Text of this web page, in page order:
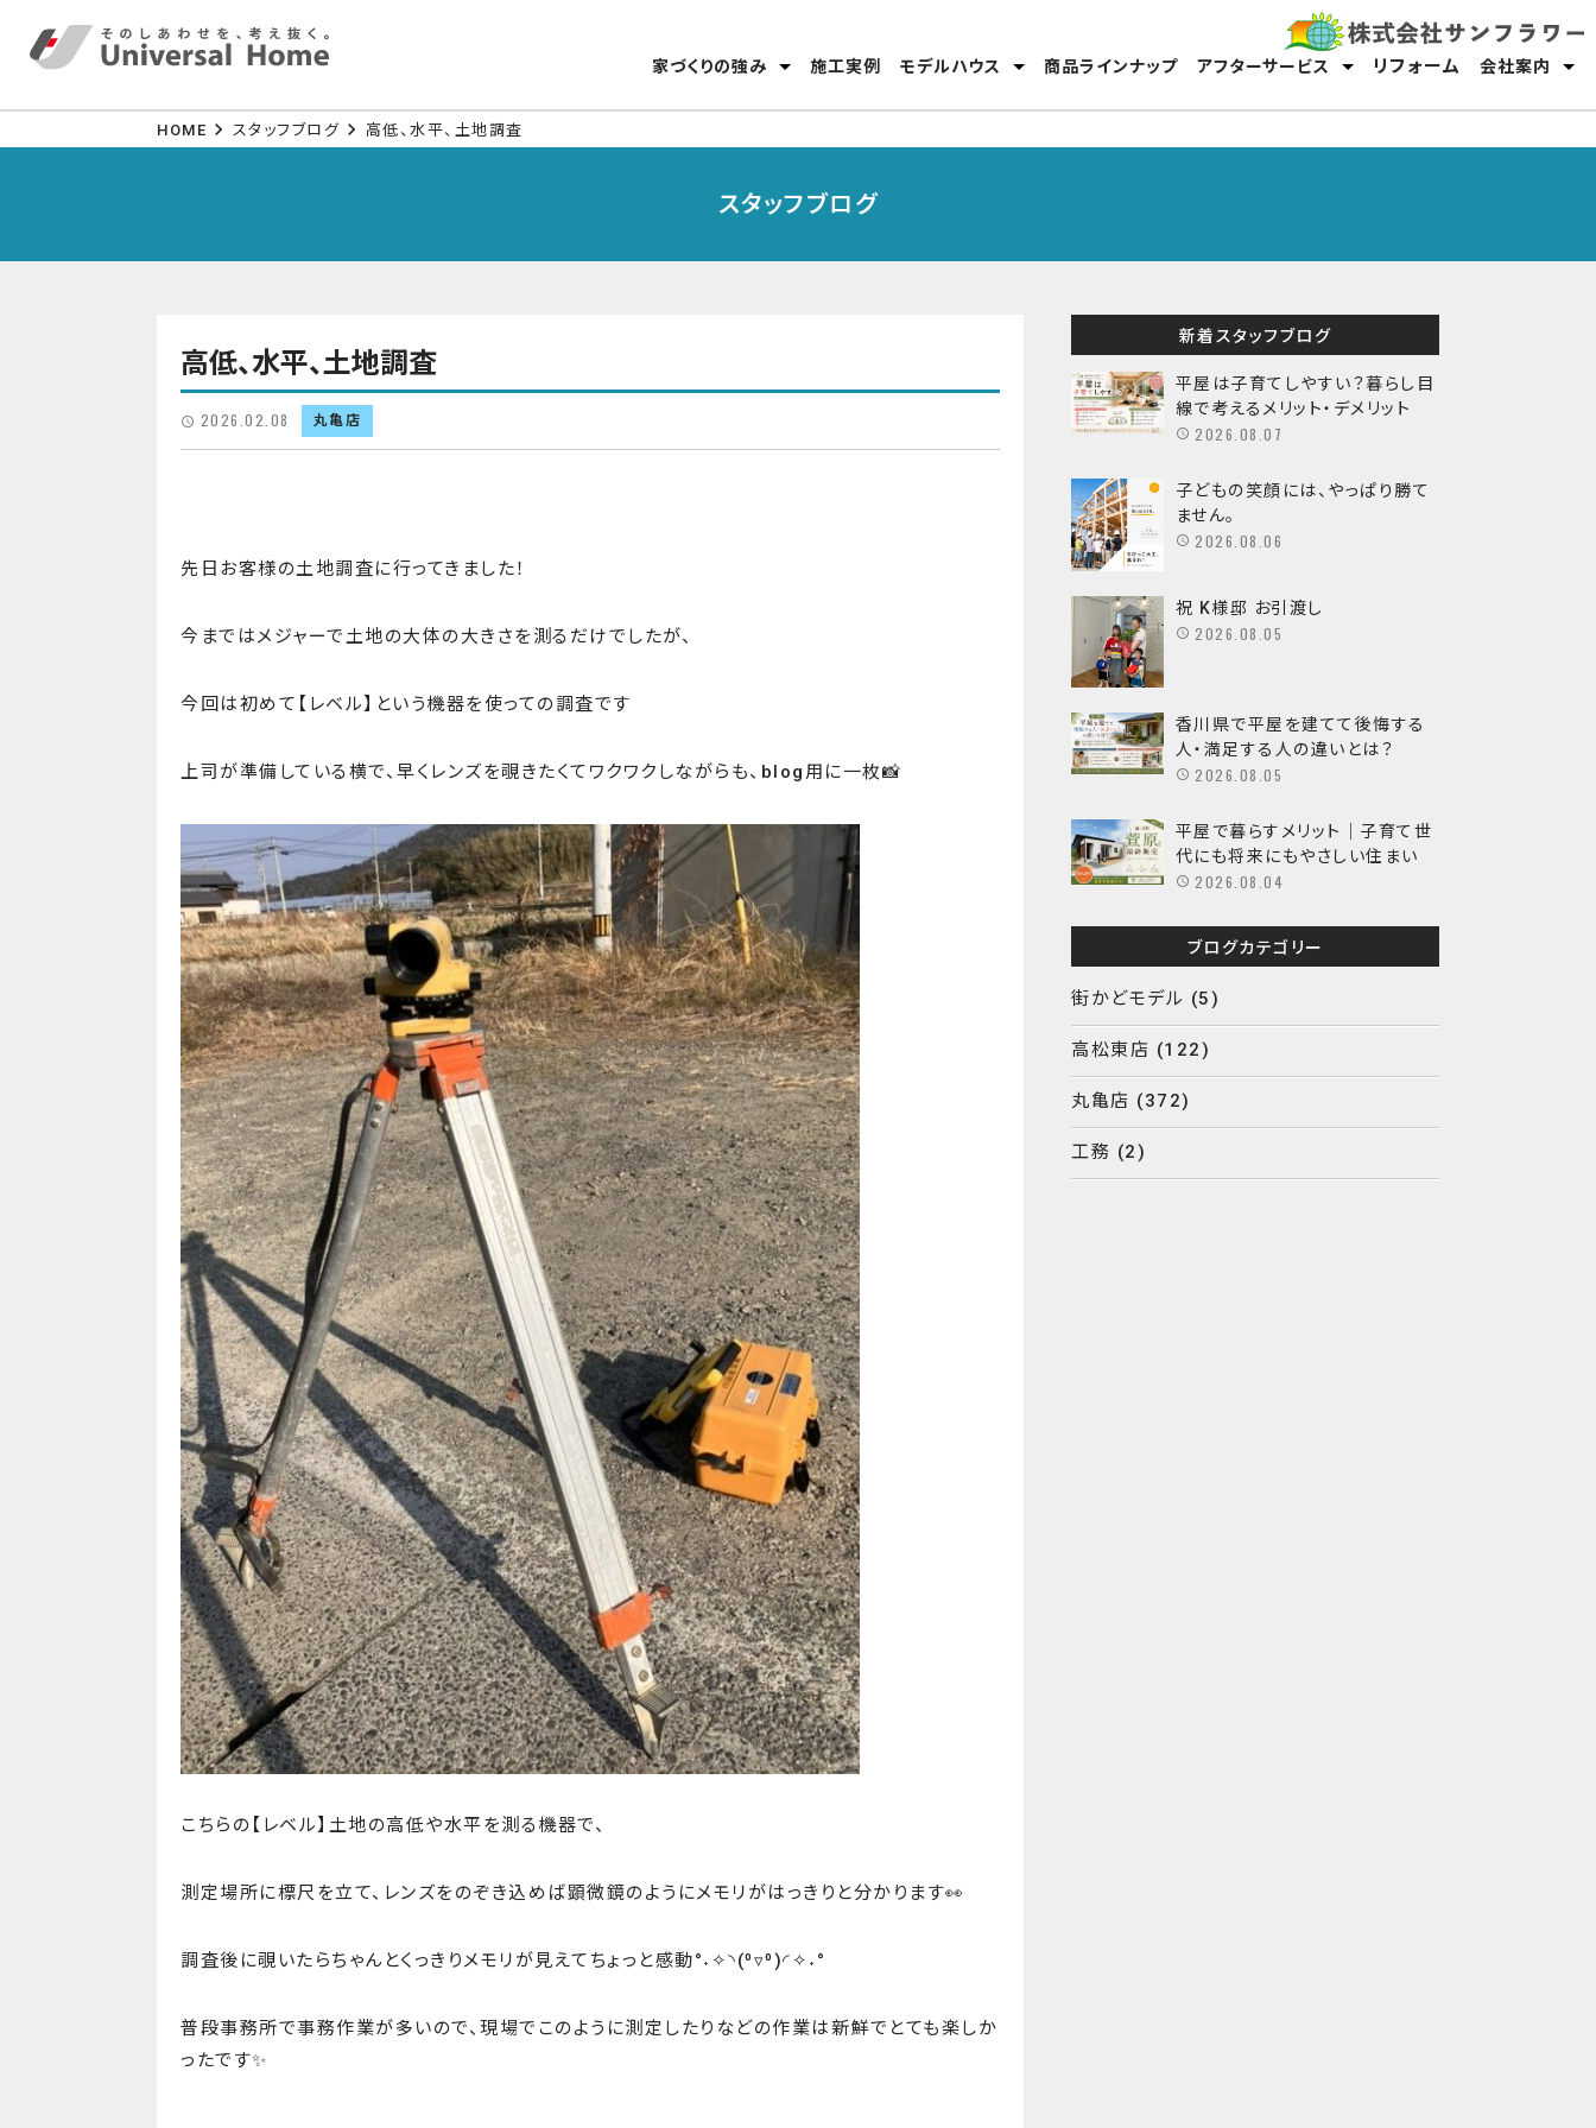
家づくりの強み 施工実例 モデルハウス 商品ラインナップ アフターサービス リフォーム 会社案内
HOME
スタッフブログ 高低、水平、土地調査
スタッフブログ
高低、水平、土地調査
2026.02.08 丸亀店
先日お客様の土地調査に行ってきました！
今まではメジャーで土地の大体の大きさを測るだけでしたが、
今回は初めて【レベル】という機器を使っての調査です
上司が準備している横で、早くレンズを覗きたくてワクワクしながらも、blog用に一枚📸
こちらの【レベル】土地の高低や水平を測る機器で、
測定場所に標尺を立て、レンズをのぞき込めば顕微鏡のようにメモリがはっきりと分かります👀
調査後に覗いたらちゃんとくっきりメモリが見えてちょっと感動°˖✧◝(⁰▿⁰)◜✧˖°
普段事務所で事務作業が多いので、現場でこのように測定したりなどの作業は新鮮でとても楽しか
ったです✨
新着スタッフブログ
平屋は子育てしやすい？暮らし目
線で考えるメリット・デメリット
2026.08.07
子どもの笑顔には、やっぱり勝て
ません。
2026.08.06
祝 K様邸 お引渡し
2026.08.05
香川県で平屋を建てて後悔する
人・満足する人の違いとは？
2026.08.05
平屋で暮らすメリット｜子育て世
代にも将来にもやさしい住まい
2026.08.04
ブログカテゴリー
街かどモデル (5)
高松東店 (122)
丸亀店 (372)
工務 (2)